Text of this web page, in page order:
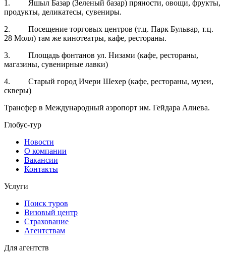
1. Яшыл Базар (Зеленый базар) пряности, овощи, фрукты,
продукты, деликатесы, сувениры.
2. Посещение торговых центров (т.ц. Парк Бульвар, т.ц.
28 Молл) там же кинотеатры, кафе, рестораны.
3. Площадь фонтанов ул. Низами (кафе, рестораны,
магазины, сувенирные лавки)
4. Старый город Ичери Шехер (кафе, рестораны, музеи,
скверы)
Трансфер в Международный аэропорт им. Гейдара Алиева.
Глобус-тур
Новости
О компании
Вакансии
Контакты
Услуги
Поиск туров
Визовый центр
Страхование
Агентствам
Для агентств